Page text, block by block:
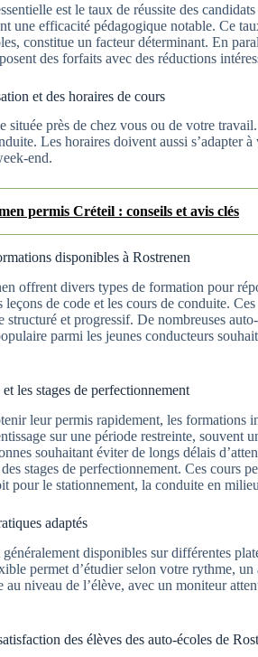
est le taux de réussite des
une efficacité pédagogique notable. Ce
constitue un facteur déterminant. En
des forfaits avec des réductions
et des horaires de cours
située près de chez vous ou de votre
Les horaires doivent aussi s’adapter
end.
permis Créteil : conseils et avis clés
disponibles à Rostrenen
offrent divers types de formation pour
de code et les cours de conduite.
structuré et progressif. De nombreuses
parmi les jeunes conducteurs
les stages de perfectionnement
leur permis rapidement, les formations
sur une période restreinte, souvent
souhaitant éviter de longs délais
stages de perfectionnement. Ces cours
pour le stationnement, la conduite en
adaptés
disponibles sur différentes
permet d’étudier selon votre rythme,
au niveau de l’élève, avec un moniteur
des élèves des auto-écoles de